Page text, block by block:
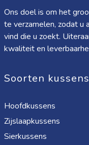
Ons doel is om het
te verzamelen, zodat u
vind die u zoekt.
kwaliteit en
Soorten kussens
Hoofdkussens
Zijslaapkussens
Sierkussens